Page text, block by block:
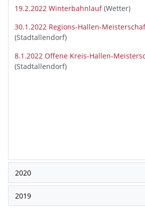
19.2.2022 Winterbahnlauf(Wetter)
30.1.2022 Regions-Hallen-
(Stadtallendorf)
8.1.2022 Offene Kreis-Hallen-
(Stadtallendorf)
2020
2019